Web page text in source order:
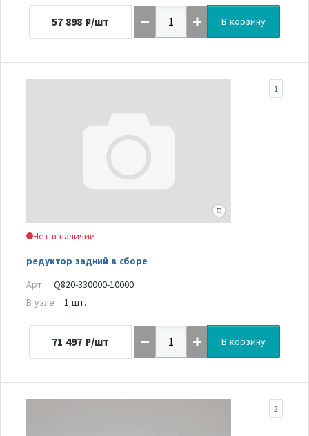
57 898 ₽/шт В корзину
Нет в наличии
редуктор задний в сборе
1
Арт.
Q820-330000-10000
В узле
1 шт.
71 497 ₽/шт В корзину
2